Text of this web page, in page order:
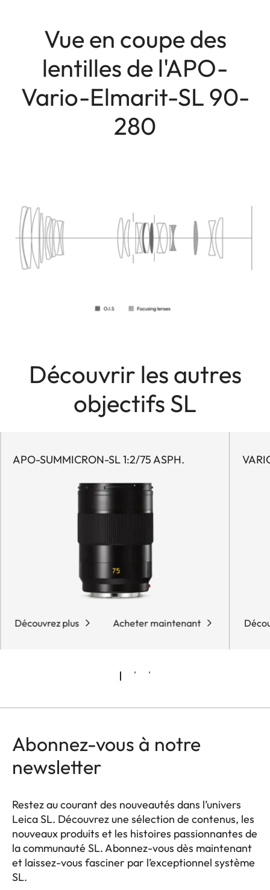
Vue en coupe des
lentilles de l'APO-
Vario-Elmarit-SL 90-
280
Découvrir les autres
objectifs SL
APO-SUMMICRON-SL 1:2/75 ASPH.
Découvrez plus Acheter maintenant
Abonnez-vous à notre
newsletter
Restez au courant des nouveautés dans l’univers
Leica SL. Découvrez une sélection de contenus, les
nouveaux produits et les histoires passionnantes de
la communauté SL. Abonnez-vous dès maintenant
et laissez-vous fasciner par l’exceptionnel système
SL.